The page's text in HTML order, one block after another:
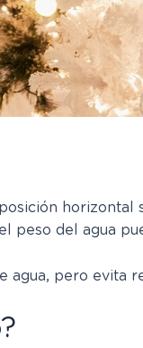
horizontal
peso del agua
agua, pero evita